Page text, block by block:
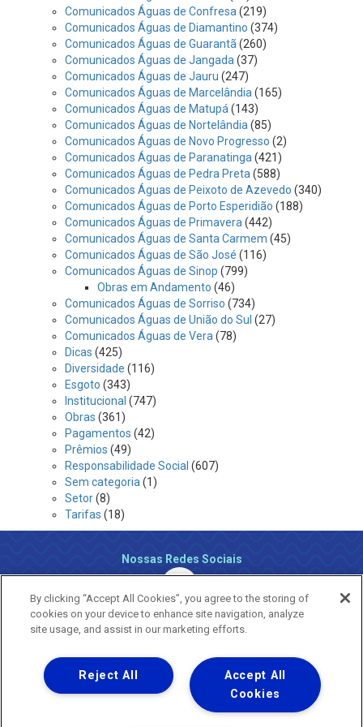
Comunicados Águas de Confresa (219)
Comunicados Águas de Diamantino (374)
Comunicados Águas de Guarantã (260)
Comunicados Águas de Jangada (37)
Comunicados Águas de Jauru (247)
Comunicados Águas de Marcelândia (165)
Comunicados Águas de Matupá (143)
Comunicados Águas de Nortelândia (85)
Comunicados Águas de Novo Progresso (2)
Comunicados Águas de Paranatinga (421)
Comunicados Águas de Pedra Preta (588)
Comunicados Águas de Peixoto de Azevedo (340)
Comunicados Águas de Porto Esperidião (188)
Comunicados Águas de Primavera (442)
Comunicados Águas de Santa Carmem (45)
Comunicados Águas de São José (116)
Comunicados Águas de Sinop (799)
Obras em Andamento (46)
Comunicados Águas de Sorriso (734)
Comunicados Águas de União do Sul (27)
Comunicados Águas de Vera (78)
Dicas (425)
Diversidade (116)
Esgoto (343)
Institucional (747)
Obras (361)
Pagamentos (42)
Prêmios (49)
Responsabilidade Social (607)
Sem categoria (1)
Setor(8)
Tarifas (18)
Nossas Redes Sociais
Uma empresa
Copyright ® 2026 - Todos os Direitos Reservados.
Nossa natureza movimenta a vida
By clicking “Accept All Cookies”, you agree to the storing of
cookies on your device to enhance site navigation, analyze
site usage, and assist in our marketing efforts.
Accept All
Cookies
Reject All